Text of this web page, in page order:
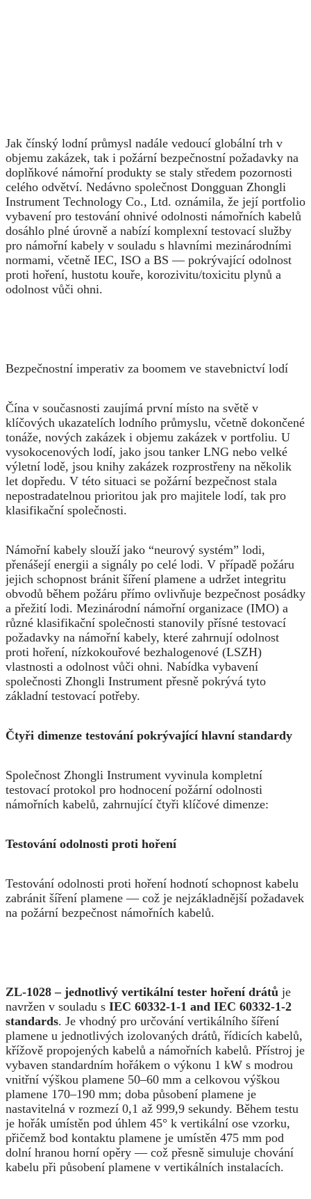
Jak čínský lodní průmysl nadále vedoucí globální trh v
objemu zakázek, tak i požární bezpečnostní požadavky na
doplňkové námořní produkty se staly středem pozornosti
celého odvětví. Nedávno společnost Dongguan Zhongli
Instrument Technology Co., Ltd. oznámila, že její portfolio
vybavení pro testování ohnivé odolnosti námořních kabelů
dosáhlo plné úrovně a nabízí komplexní testovací služby
pro námořní kabely v souladu s hlavními mezinárodními
normami, včetně IEC, ISO a BS — pokrývající odolnost
proti hoření, hustotu kouře, korozivitu/toxicitu plynů a
odolnost vůči ohni.
Bezpečnostní imperativ za boomem ve stavebnictví lodí
Čína v současnosti zaujímá první místo na světě v
klíčových ukazatelích lodního průmyslu, včetně dokončené
tonáže, nových zakázek i objemu zakázek v portfoliu. U
vysokocenových lodí, jako jsou tanker LNG nebo velké
výletní lodě, jsou knihy zakázek rozprostřeny na několik
let dopředu. V této situaci se požární bezpečnost stala
nepostradatelnou prioritou jak pro majitele lodí, tak pro
klasifikační společnosti.
Námořní kabely slouží jako “neurový systém” lodi,
přenášejí energii a signály po celé lodi. V případě požáru
jejich schopnost bránit šíření plamene a udržet integritu
obvodů během požáru přímo ovlivňuje bezpečnost posádky
a přežití lodi. Mezinárodní námořní organizace (IMO) a
různé klasifikační společnosti stanovily přísné testovací
požadavky na námořní kabely, které zahrnují odolnost
proti hoření, nízkokouřové bezhalogenové (LSZH)
vlastnosti a odolnost vůči ohni. Nabídka vybavení
společnosti Zhongli Instrument přesně pokrývá tyto
základní testovací potřeby.
Čtyři dimenze testování pokrývající hlavní standardy
Společnost Zhongli Instrument vyvinula kompletní
testovací protokol pro hodnocení požární odolnosti
námořních kabelů, zahrnující čtyři klíčové dimenze:
Testování odolnosti proti hoření
Testování odolnosti proti hoření hodnotí schopnost kabelu
zabránit šíření plamene — což je nejzákladnější požadavek
na požární bezpečnost námořních kabelů.
ZL-1028 – jednotlivý vertikální tester hoření drátů je
navržen v souladu s IEC 60332-1-1 and IEC 60332-1-2
standards. Je vhodný pro určování vertikálního šíření
plamene u jednotlivých izolovaných drátů, řídicích kabelů,
křížově propojených kabelů a námořních kabelů. Přístroj je
vybaven standardním hořákem o výkonu 1 kW s modrou
vnitřní výškou plamene 50–60 mm a celkovou výškou
plamene 170–190 mm; doba působení plamene je
nastavitelná v rozmezí 0,1 až 999,9 sekundy. Během testu
je hořák umístěn pod úhlem 45° k vertikální ose vzorku,
přičemž bod kontaktu plamene je umístěn 475 mm pod
dolní hranou horní opěry — což přesně simuluje chování
kabelu při působení plamene v vertikálních instalacích.